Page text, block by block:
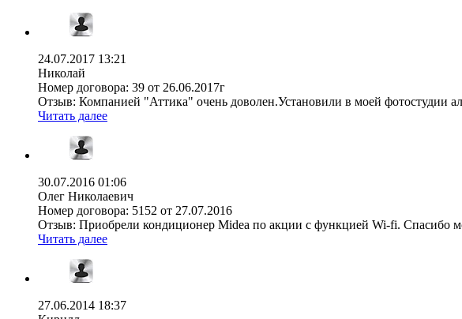
24.07.2017 13:21
Николай
Номер договора: 39 от 26.06.2017г
Отзыв: Компанией "Аттика" очень доволен.Установили в моей фотостудии
Читать далее
30.07.2016 01:06
Олег Николаевич
Номер договора: 5152 от 27.07.2016
Отзыв: Приобрели кондиционер Midea по акции с функцией Wi-fi. Спасибо
Читать далее
27.06.2014 18:37